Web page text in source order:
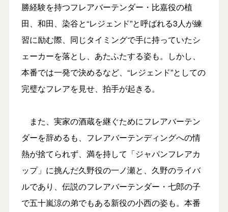
勝経験を持つフレアバーテンダー・比嘉役の植
田、和田、染谷と“レジェンド”と呼ばれる3人が練
習に励む際、同じタイミングで手に持っていたシ
ェーカーを落とし、あたふたする姿も。しかし、
本番では一発で決めるなど、“レジェンド”としての
完璧なフレアを見せ、拍手が起きる。
また、実家の酒蔵を継ぐためにフレアバーテン
ダーを辞めるも、フレアバーテンディングへの情
熱が捨てられず、満を持して「ジャパンフレアカ
ップ」に挑んだ久野役の一ノ瀬と、久野のライバ
ルであり、伝説のフレアバーテンダー・七郎の子
で五十嵐涼の弟でもある新役の小西の姿も。本番